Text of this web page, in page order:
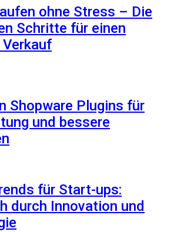
ohne Stress – Die
Schritte für einen
Shopware Plugins für
und bessere
für Start-ups:
durch Innovation und